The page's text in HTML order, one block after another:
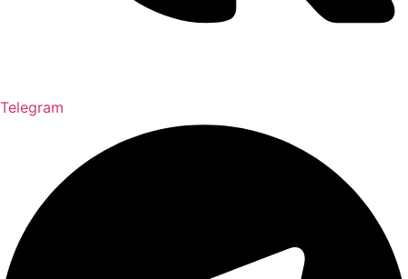
Telegram